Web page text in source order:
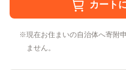
現在お住まいの自治体へ寄附
ません。